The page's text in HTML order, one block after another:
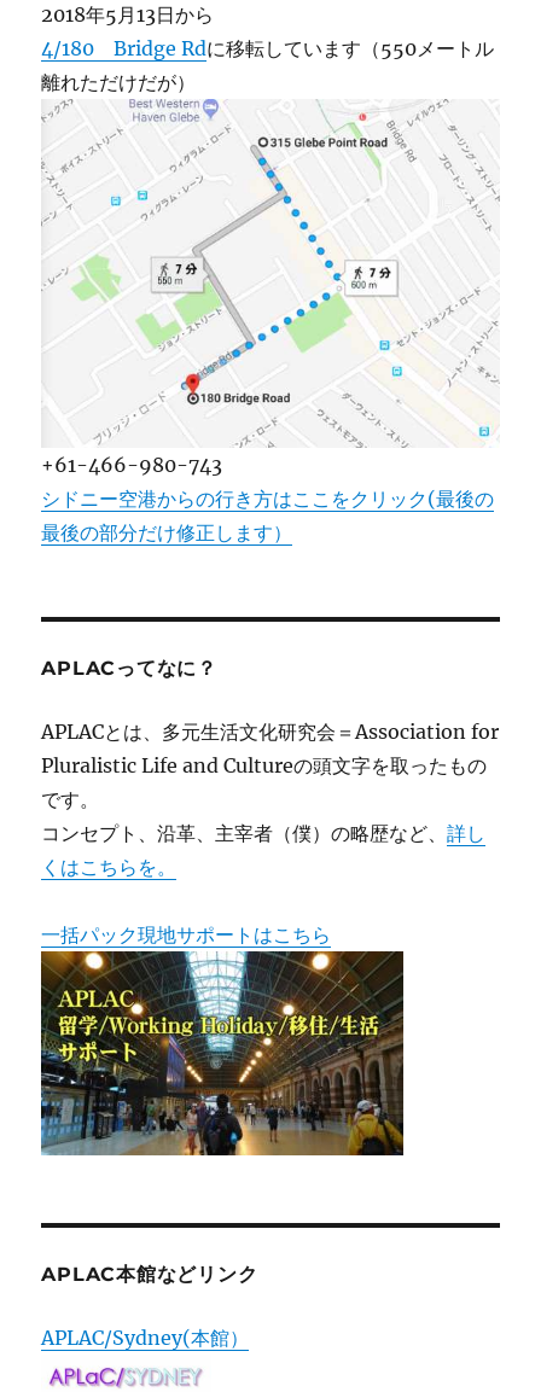
2018年5月13日から
4/180 Bridge Rdに移転しています（550メートル
離れただけだが）
+61-466-980-743
シドニー空港からの行き方はここをクリック(最後の
最後の部分だけ修正します）
APLACってなに？
APLACとは、多元生活文化研究会＝Association for
Pluralistic Life and Cultureの頭文字を取ったもの
です。
コンセプト、沿革、主宰者（僕）の略歴など、詳し
くはこちらを。
一括パック現地サポートはこちら
APLAC本館などリンク
APLAC/Sydney(本館）